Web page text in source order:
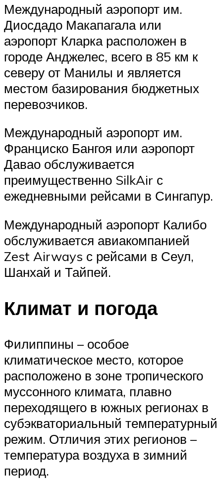
Международный аэропорт им.
Диосдадо Макапагала или
аэропорт Кларка расположен в
городе Анджелес, всего в 85 км к
северу от Манилы и является
местом базирования бюджетных
перевозчиков.
Международный аэропорт им.
Франциско Бангоя или аэропорт
Давао обслуживается
преимущественно SilkAir с
ежедневными рейсами в Сингапур.
Международный аэропорт Калибо
обслуживается авиакомпанией
Zest Airways с рейсами в Сеул,
Шанхай и Тайпей.
Климат и погода
Филиппины – особое
климатическое место, которое
расположено в зоне тропического
муссонного климата, плавно
переходящего в южных регионах в
субэкваториальный температурный
режим. Отличия этих регионов –
температура воздуха в зимний
период.